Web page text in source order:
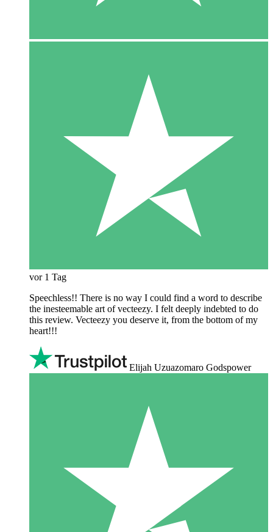
vor 1 Tag
Speechless!! There is no way I could find a word to describe
the inesteemable art of vecteezy. I felt deeply indebted to do
this review. Vecteezy you deserve it, from the bottom of my
heart!!!
Elijah Uzuazomaro Godspower